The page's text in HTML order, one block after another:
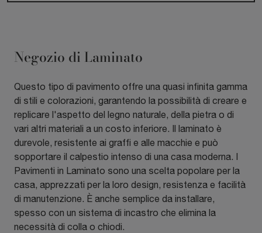
Negozio di Laminato
Questo tipo di pavimento offre una quasi infinita gamma
di stili e colorazioni, garantendo la possibilità di creare e
replicare l'aspetto del legno naturale, della pietra o di
vari altri materiali a un costo inferiore. Il laminato è
durevole, resistente ai graffi e alle macchie e può
sopportare il calpestio intenso di una casa moderna. I
Pavimenti in Laminato sono una scelta popolare per la
casa, apprezzati per la loro design, resistenza e facilità
di manutenzione. È anche semplice da installare,
spesso con un sistema di incastro che elimina la
necessità di colla o chiodi.